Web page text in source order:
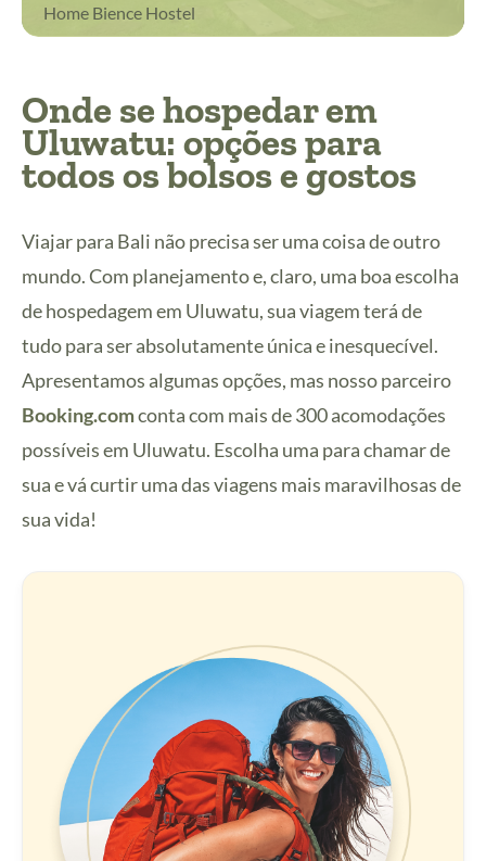
Home Bience Hostel
Onde se hospedar em
Uluwatu: opções para
todos os bolsos e gostos
Viajar para Bali não precisa ser uma coisa de outro
mundo. Com planejamento e, claro, uma boa escolha
de hospedagem em Uluwatu, sua viagem terá de
tudo para ser absolutamente única e inesquecível.
Apresentamos algumas opções, mas nosso parceiro
Booking.comconta com mais de 300 acomodações
possíveis em Uluwatu. Escolha uma para chamar de
sua e vá curtir uma das viagens mais maravilhosas de
sua vida!